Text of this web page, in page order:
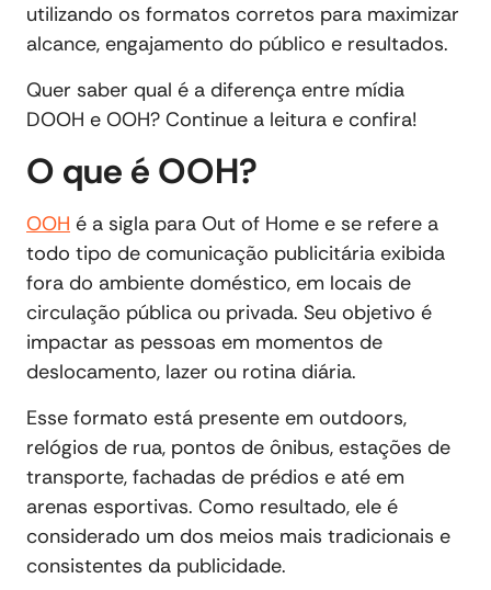
utilizando os formatos corretos para maximizar
alcance, engajamento do público e resultados.
Quer saber qual é a diferença entre mídia
DOOH e OOH? Continue a leitura e confira!
O que é OOH?
OOH é a sigla para Out of Home e se refere a
todo tipo de comunicação publicitária exibida
fora do ambiente doméstico, em locais de
circulação pública ou privada. Seu objetivo é
impactar as pessoas em momentos de
deslocamento, lazer ou rotina diária.
Esse formato está presente em outdoors,
relógios de rua, pontos de ônibus, estações de
transporte, fachadas de prédios e até em
arenas esportivas. Como resultado, ele é
considerado um dos meios mais tradicionais e
consistentes da publicidade.